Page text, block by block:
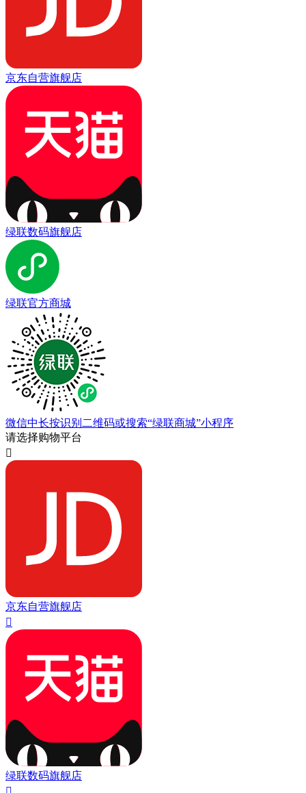
京东自营旗舰店
绿联数码旗舰店
绿联官方商城
微信中长按识别二维码或搜索“绿联商城”小程序
请选择购物平台

京东自营旗舰店

绿联数码旗舰店